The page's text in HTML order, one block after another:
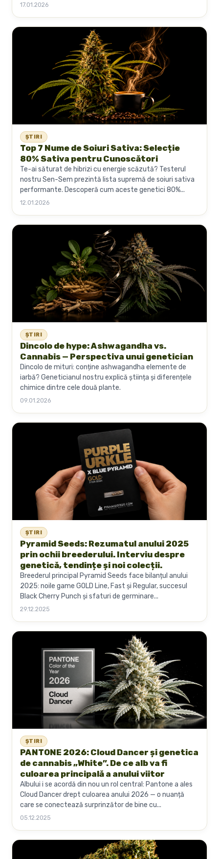
17.01.2026
ȘTIRI
Top 7 Nume de Soiuri Sativa: Selecție
80% Sativa pentru Cunoscători
Te-ai săturat de hibrizi cu energie scăzută? Testerul
nostru Sen-Sem prezintă lista supremă de soiuri sativa
performante. Descoperă cum aceste genetici 80%...
12.01.2026
ȘTIRI
Dincolo de hype: Ashwagandha vs.
Cannabis — Perspectiva unui genetician
Dincolo de mituri: conține ashwagandha elemente de
iarbă? Geneticianul nostru explică știința și diferențele
chimice dintre cele două plante.
09.01.2026
ȘTIRI
Pyramid Seeds: Rezumatul anului 2025
prin ochii breederului. Interviu despre
genetică, tendințe și noi colecții.
Breederul principal Pyramid Seeds face bilanțul anului
2025: noile game GOLD Line, Fast și Regular, succesul
Black Cherry Punch și sfaturi de germinare...
29.12.2025
ȘTIRI
PANTONE 2026: Cloud Dancer și genetica
de cannabis „White”. De ce alb va fi
culoarea principală a anului viitor
Albului i se acordă din nou un rol central: Pantone a ales
Cloud Dancer drept culoarea anului 2026 — o nuanță
care se conectează surprinzător de bine cu...
05.12.2025